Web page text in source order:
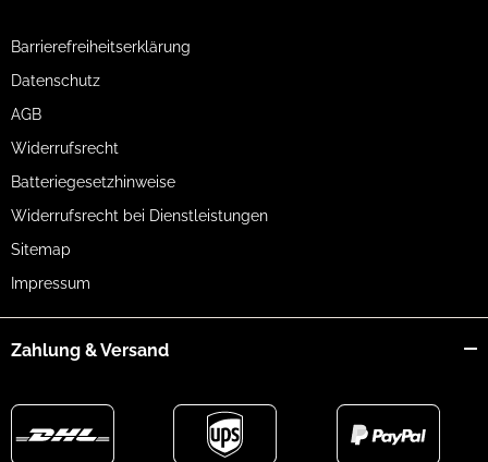
Barrierefreiheitserklärung
Datenschutz
AGB
Widerrufsrecht
Batteriegesetzhinweise
Widerrufsrecht bei Dienstleistungen
Sitemap
Impressum
Zahlung & Versand